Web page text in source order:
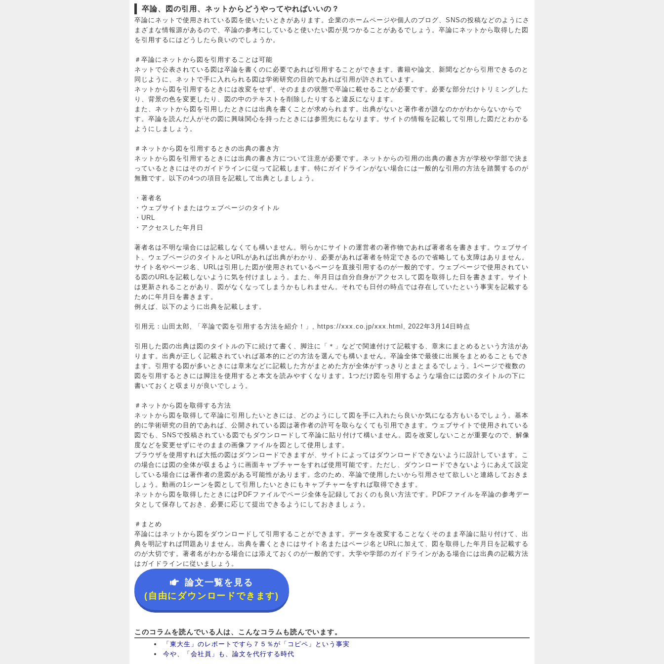
卒論、図の引用、ネットからどうやってやればいいの？
卒論にネットで使用されている図を使いたいときがあります。企業のホームページや個人のブログ、SNSの投稿などのようにさ
まざまな情報源があるので、卒論の参考にしていると使いたい図が見つかることがあるでしょう。卒論にネットから取得した図
を引用するにはどうしたら良いのでしょうか。
＃卒論にネットから図を引用することは可能
ネットで公表されている図は卒論を書くのに必要であれば引用することができます。書籍や論文、新聞などから引用できるのと
同じように、ネットで手に入れられる図は学術研究の目的であれば引用が許されています。
ネットから図を引用するときには改変をせず、そのままの状態で卒論に載せることが必要です。必要な部分だけトリミングした
り、背景の色を変更したり、図の中のテキストを削除したりすると違反になります。
また、ネットから図を引用したときには出典を書くことが求められます。出典がないと著作者が誰なのかがわからないからで
す。卒論を読んだ人がその図に興味関心を持ったときには参照先にもなります。サイトの情報を記載して引用した図だとわかる
ようにしましょう。
＃ネットから図を引用するときの出典の書き方
ネットから図を引用するときには出典の書き方について注意が必要です。ネットからの引用の出典の書き方が学校や学部で決ま
っているときにはそのガイドラインに従って記載します。特にガイドラインがない場合には一般的な引用の方法を踏襲するのが
無難です。以下の4つの項目を記載して出典としましょう。
・著者名
・ウェブサイトまたはウェブページのタイトル
・URL
・アクセスした年月日
著者名は不明な場合には記載しなくても構いません。明らかにサイトの運営者の著作物であれば著者名を書きます。ウェブサイ
ト、ウェブページのタイトルとURLがあれば出典がわかり、必要があれば著者を特定できるので省略しても支障はありません。
サイト名やページ名、URLは引用した図が使用されているページを直接引用するのが一般的です。ウェブページで使用されてい
る図のURLを記載しないように気を付けましょう。また、年月日は自分自身がアクセスして図を取得した日を書きます。サイト
は更新されることがあり、図がなくなってしまうかもしれません。それでも日付の時点では存在していたという事実を記載する
ために年月日を書きます。
例えば、以下のように出典を記載します。
引用元：山田太郎, 「卒論で図を引用する方法を紹介！」, https://xxx.co.jp/xxx.html, 2022年3月14日時点
引用した図の出典は図のタイトルの下に続けて書く、脚注に「＊」などで関連付けて記載する、章末にまとめるという方法があ
ります。出典が正しく記載されていれば基本的にどの方法を選んでも構いません。卒論全体で最後に出展をまとめることもでき
ます。引用する図が多いときには章末などに記載した方がまとめた方が全体がすっきりとまとまるでしょう。1ページで複数の
図を引用するときには脚注を使用すると本文を読みやすくなります。1つだけ図を引用するような場合には図のタイトルの下に
書いておくと収まりが良いでしょう。
＃ネットから図を取得する方法
ネットから図を取得して卒論に引用したいときには、どのようにして図を手に入れたら良いか気になる方もいるでしょう。基本
的に学術研究の目的であれば、公開されている図は著作者の許可を取らなくても引用できます。ウェブサイトで使用されている
図でも、SNSで投稿されている図でもダウンロードして卒論に貼り付けて構いません。図を改変しないことが重要なので、解像
度などを変更せずにそのままの画像ファイルを図として使用します。
ブラウザを使用すれば大抵の図はダウンロードできますが、サイトによってはダウンロードできないように設計しています。こ
の場合には図の全体が収まるように画面キャプチャーをすれば使用可能です。ただし、ダウンロードできないようにあえて設定
している場合には著作者の意図がある可能性があります。念のため、卒論で使用したいから引用させて欲しいと連絡しておきま
しょう。動画の1シーンを図として引用したいときにもキャプチャーをすれば取得できます。
ネットから図を取得したときにはPDFファイルでページ全体を記録しておくのも良い方法です。PDFファイルを卒論の参考デー
タとして保存しておき、必要に応じて提出できるようにしておきましょう。
＃まとめ
卒論にはネットから図をダウンロードして引用することができます。データを改変することなくそのまま卒論に貼り付けて、出
典を明記すれば問題ありません。出典を書くときにはサイト名またはページ名とURLに加えて、図を取得した年月日を記載する
のが大切です。著者名がわかる場合には添えておくのが一般的です。大学や学部のガイドラインがある場合には出典の記載方法
はガイドラインに従いましょう。
論文一覧を見る
(自由にダウンロードできます)
このコラムを読んでいる人は、こんなコラムも読んでいます。
「東大生」のレポートですら７５％が「コピペ」という事実
今や、「会社員」も、論文を代行する時代